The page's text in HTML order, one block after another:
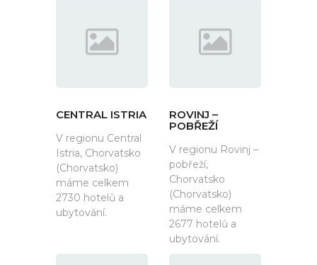
CENTRAL ISTRIA
V regionu Central
Istria, Chorvatsko
(Chorvatsko)
máme celkem
2730 hotelů a
ubytování.
ROVINJ –
POBŘEŽÍ
V regionu Rovinj –
pobřeží,
Chorvatsko
(Chorvatsko)
máme celkem
2677 hotelů a
ubytování.